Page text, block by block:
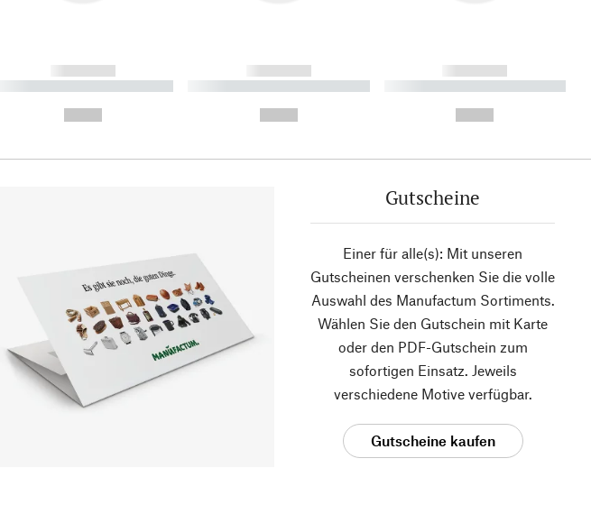
------------
----------- ----------- ----------
------------
----------- ----------- ----------
------------
----------- ----------- ----------
Gutscheine
Einer für alle(s): Mit unseren
Gutscheinen verschenken Sie die volle
Auswahl des Manufactum Sortiments.
Wählen Sie den Gutschein mit Karte
oder den PDF-Gutschein zum
sofortigen Einsatz. Jeweils
verschiedene Motive verfügbar.
Gutscheine kaufen